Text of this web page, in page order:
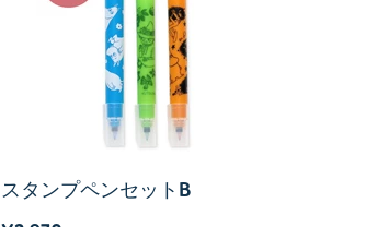
スタンプペンセットB